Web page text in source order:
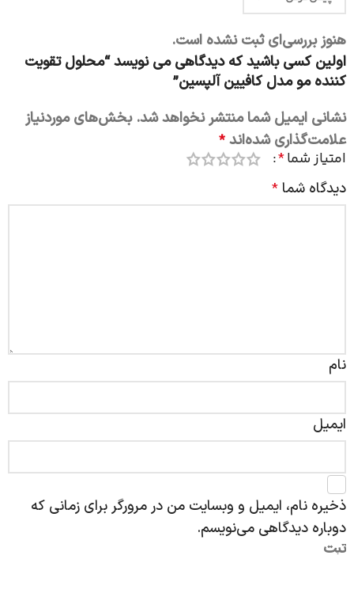
هنوز بررسی‌ای ثبت نشده است.
اولین کسی باشید که دیدگاهی می نویسد “محلول تقویت
کننده مو مدل کافیین آلپسین”
نشانی ایمیل شما منتشر نخواهد شد. بخش‌های موردنیاز
علامت‌گذاری شده‌اند *
امتیاز شما*
دیدگاه شما *
نام
ایمیل
ذخیره نام، ایمیل و وبسایت من در مرورگر برای زمانی که
دوباره دیدگاهی می‌نویسم.